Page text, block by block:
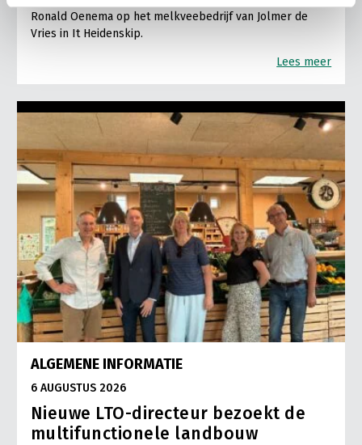
Ronald Oenema op het melkveebedrijf van Jolmer de
Vries in It Heidenskip.
Lees meer
ALGEMENE INFORMATIE
6 AUGUSTUS 2026
Nieuwe LTO-directeur bezoekt de
multifunctionele landbouw